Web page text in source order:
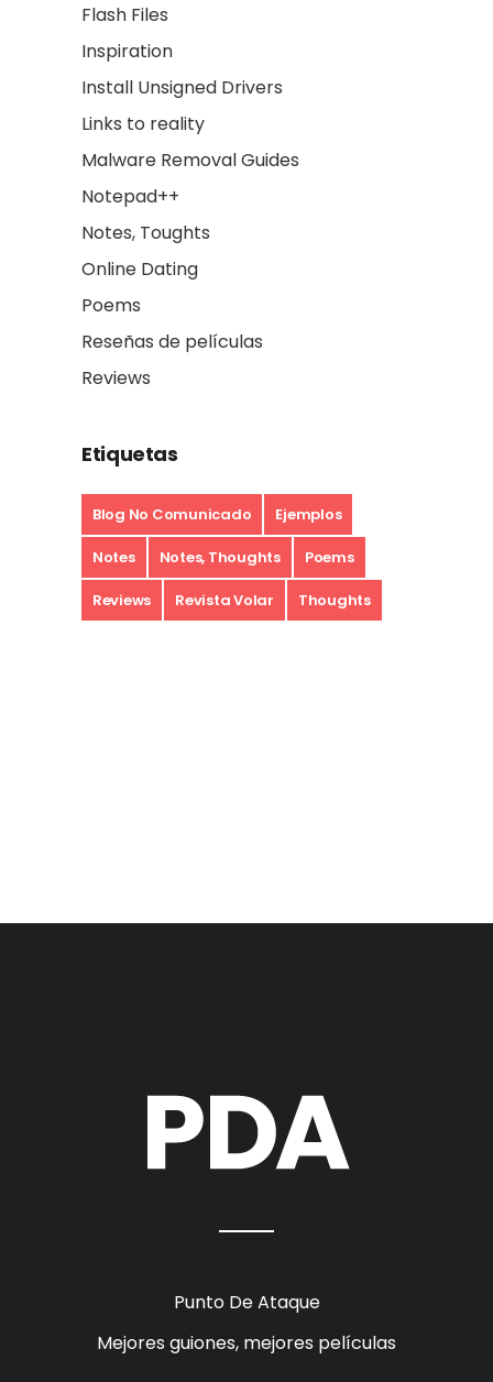
Flash Files
Inspiration
Install Unsigned Drivers
Links to reality
Malware Removal Guides
Notepad++
Notes, Toughts
Online Dating
Poems
Reseñas de películas
Reviews
Etiquetas
Blog No Comunicado Ejemplos
Notes Notes, Thoughts Poems
Reviews Revista Volar Thoughts
Punto De Ataque
Mejores guiones, mejores películas